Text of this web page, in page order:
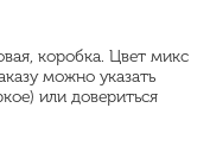
коробка. Цвет микс
можно указать
или довериться